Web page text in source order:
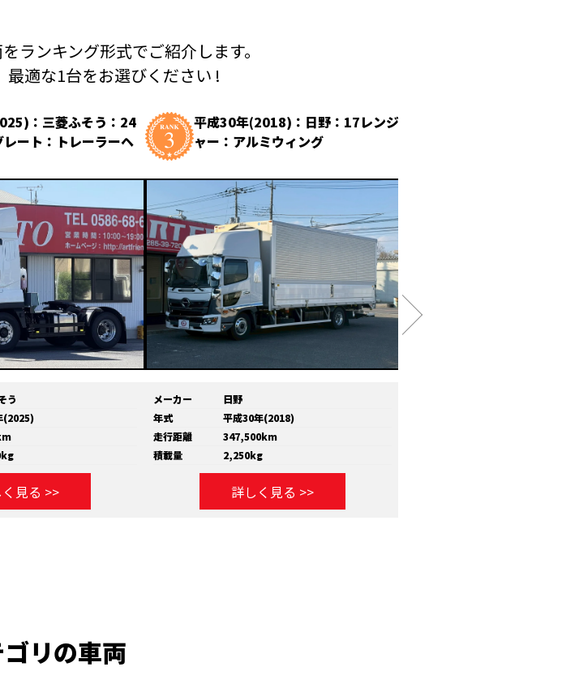
ランキング形式でご紹介します。
最適な1台をお選びください !
：三菱ふそう：24
ート：トレーラーヘ
う
(2025)
見る >>
平成30年(2018)：日野：17レンジ
ャー：アルミウィング
メーカー
日野
年式
平成30年(2018)
走行距離
347,500km
積載量
2,250kg
詳しく見る >>
リの車両